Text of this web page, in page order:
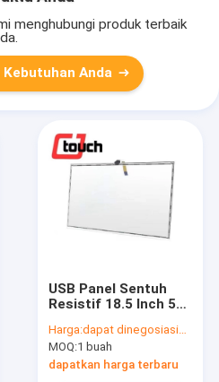
menghubungi produk terbaik
Kebutuhan Anda
USB Panel Sentuh
Resistif 18.5 Inch 5
Sentuh
Harga:dapat dinegosiasikan
MOQ:1 buah
dapatkan harga terbaru